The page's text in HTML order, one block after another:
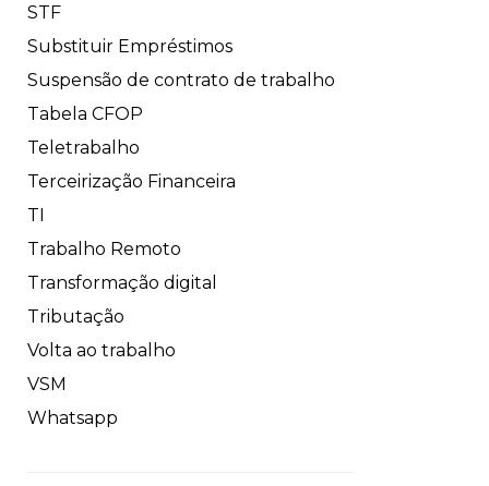
STF
Substituir Empréstimos
Suspensão de contrato de trabalho
Tabela CFOP
Teletrabalho
Terceirização Financeira
TI
Trabalho Remoto
Transformação digital
Tributação
Volta ao trabalho
VSM
Whatsapp